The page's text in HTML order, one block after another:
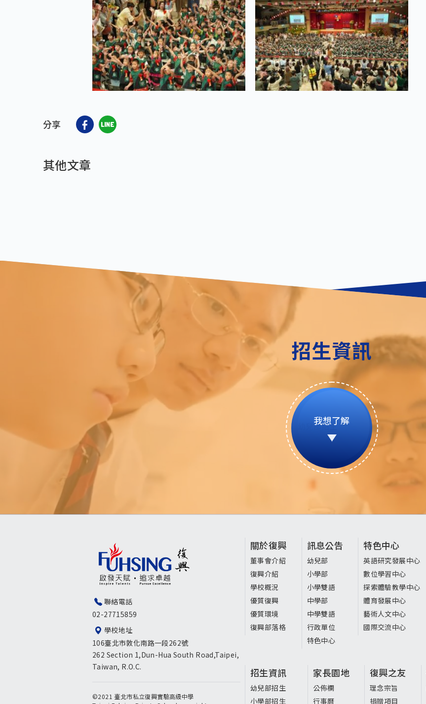
分享
其他文章
招生資訊
我想了解
聯絡電話
02-27715859
學校地址
106臺北市敦化南路一段262號
262 Section 1,Dun-Hua South Road,Taipei,
Taiwan, R.O.C.
©2021 臺北市私立復興實驗高級中學
頁
尾
選
單
關於復興
董事會介紹
復興介紹
學校概況
優質復興
優質環境
復興部落格
訊息公告
幼兒部
小學部
小學雙語
中學部
中學雙語
行政單位
特色中心
特色中心
英語研究發展中心
數位學習中心
探索體驗教學中心
體育發展中心
藝術人文中心
國際交流中心
招生資訊
幼兒部招生
小學部招生
家長園地
公佈欄
行事曆
復興之友
理念宗旨
捐贈項目